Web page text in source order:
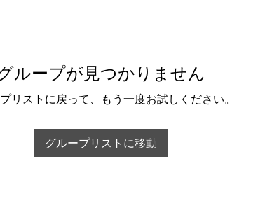
ループが見つかりません
リストに戻って、もう一度お試しください。
グループリストに移動